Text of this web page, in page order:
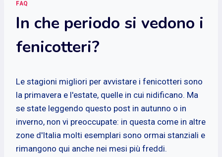
FAQ
In che periodo si vedono i
fenicotteri?
Le stagioni migliori per avvistare i fenicotteri sono
la primavera e l'estate, quelle in cui nidificano. Ma
se state leggendo questo post in autunno o in
inverno, non vi preoccupate: in questa come in altre
zone d'Italia molti esemplari sono ormai stanziali e
rimangono qui anche nei mesi più freddi.